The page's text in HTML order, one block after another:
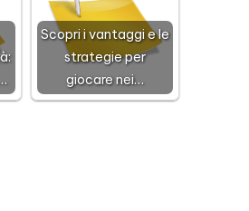
Scopri i vantaggi e le
strategie per
giocare nei…